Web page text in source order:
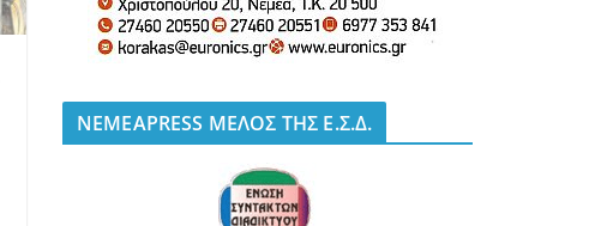
NEMEAPRESS ΜΕΛΟΣ ΤΗΣ Ε.Σ.Δ.